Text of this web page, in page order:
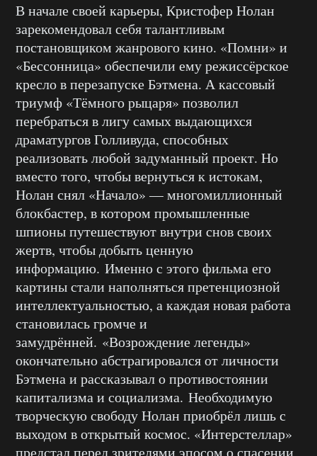
В начале своей карьеры, Кристофер Нолан
зарекомендовал себя талантливым
постановщиком жанрового кино. «Помни» и
«Бессонница» обеспечили ему режиссёрское
кресло в перезапуске Бэтмена. А кассовый
триумф «Тёмного рыцаря» позволил
перебраться в лигу самых выдающихся
драматургов Голливуда, способных
реализовать любой задуманный проект. Но
вместо того, чтобы вернуться к истокам,
Нолан снял «Начало» — многомиллионный
блокбастер, в котором промышленные
шпионы путешествуют внутри снов своих
жертв, чтобы добыть ценную
информацию. Именно с этого фильма его
картины стали наполняться претенциозной
интеллектуальностью, а каждая новая работа
становилась громче и
замудрённей. «Возрождение легенды»
окончательно абстрагировался от личности
Бэтмена и рассказывал о противостоянии
капитализма и социализма. Необходимую
творческую свободу Нолан приобрёл лишь с
выходом в открытый космос. «Интерстеллар»